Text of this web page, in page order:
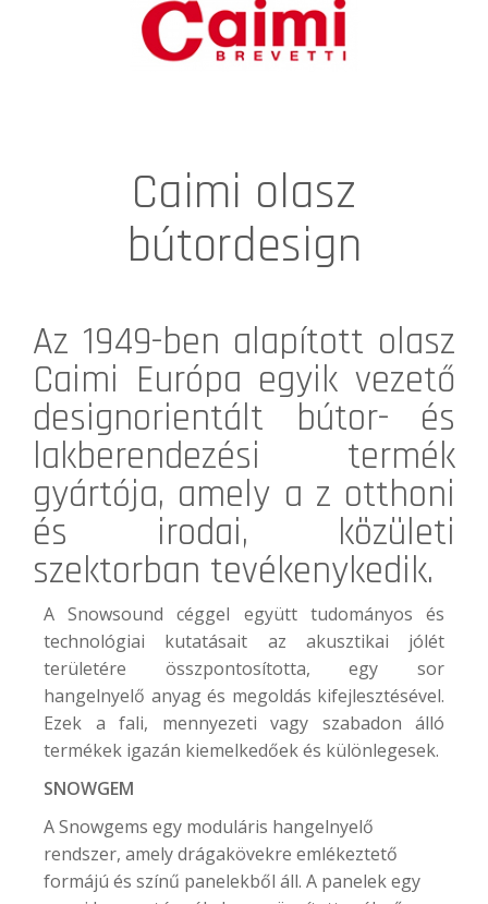
Caimi olasz
bútordesign
Az 1949-ben alapított olasz
Caimi Európa egyik vezető
designorientált bútor- és
lakberendezési termék
gyártója, amely a z otthoni
és irodai, közületi
szektorban tevékenykedik.
A Snowsound céggel együtt tudományos és
technológiai kutatásait az akusztikai jólét
területére összpontosította, egy sor
hangelnyelő anyag és megoldás kifejlesztésével.
Ezek a fali, mennyezeti vagy szabadon álló
termékek igazán kiemelkedőek és különlegesek.
SNOWGEM
A Snowgems egy moduláris hangelnyelő
rendszer, amely drágakövekre emlékeztető
formájú és színű panelekből áll. A panelek egy